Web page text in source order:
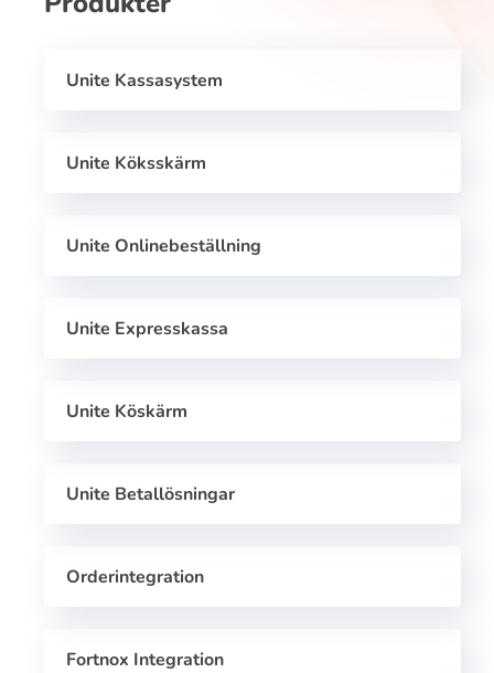
Unite Kassasystem
Unite Köksskärm
Unite Onlinebeställning
Unite Expresskassa
Unite Köskärm
Unite Betallösningar
Orderintegration
Fortnox Integration